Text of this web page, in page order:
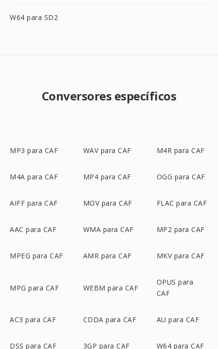
W64 para SD2
Conversores específicos
MP3 para CAF WAV para CAF M4R para CAF
M4A para CAF MP4 para CAF OGG para CAF
AIFF para CAF MOV para CAF FLAC para CAF
AAC para CAF WMA para CAF MP2 para CAF
MPEG para CAF AMR para CAF MKV para CAF
MPG para CAF WEBM para CAF
OPUS para
CAF
AC3 para CAF CDDA para CAF AU para CAF
DSS para CAF 3GP para CAF W64 para CAF